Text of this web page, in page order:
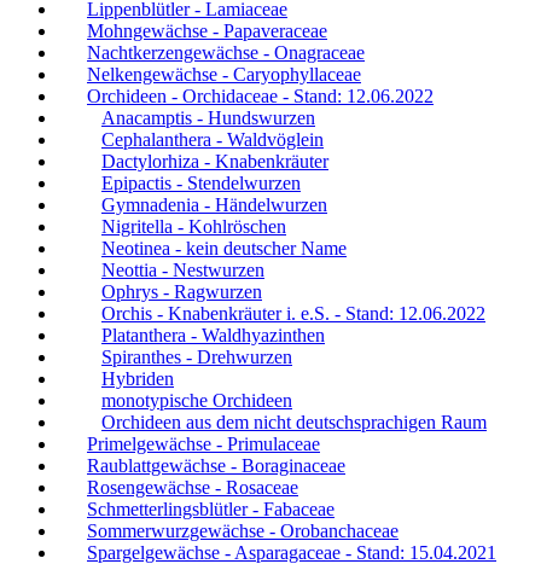
Lippenblütler - Lamiaceae
Mohngewächse - Papaveraceae
Nachtkerzengewächse - Onagraceae
Nelkengewächse - Caryophyllaceae
Orchideen - Orchidaceae - Stand: 12.06.2022
Anacamptis - Hundswurzen
Cephalanthera - Waldvöglein
Dactylorhiza - Knabenkräuter
Epipactis - Stendelwurzen
Gymnadenia - Händelwurzen
Nigritella - Kohlröschen
Neotinea - kein deutscher Name
Neottia - Nestwurzen
Ophrys - Ragwurzen
Orchis - Knabenkräuter i. e.S. - Stand: 12.06.2022
Platanthera - Waldhyazinthen
Spiranthes - Drehwurzen
Hybriden
monotypische Orchideen
Orchideen aus dem nicht deutschsprachigen Raum
Primelgewächse - Primulaceae
Raublattgewächse - Boraginaceae
Rosengewächse - Rosaceae
Schmetterlingsblütler - Fabaceae
Sommerwurzgewächse - Orobanchaceae
Spargelgewächse - Asparagaceae - Stand: 15.04.2021